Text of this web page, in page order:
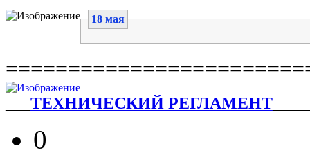
18 мая
ТЕХНИЧЕСКИЙ РЕГЛАМЕНТ
0